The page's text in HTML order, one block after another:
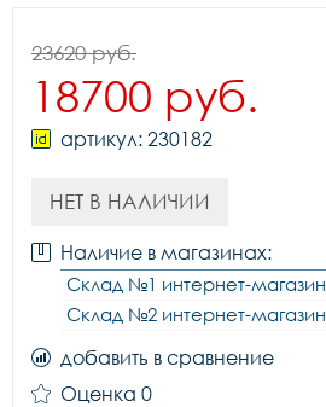
23620 руб.
18700 руб.
артикул: 230182
НЕТ В НАЛИЧИИ
Наличие в магазинах:
Склад №1 интернет-магазин
Склад №2 интернет-магазин
добавить в сравнение
Оценка 0